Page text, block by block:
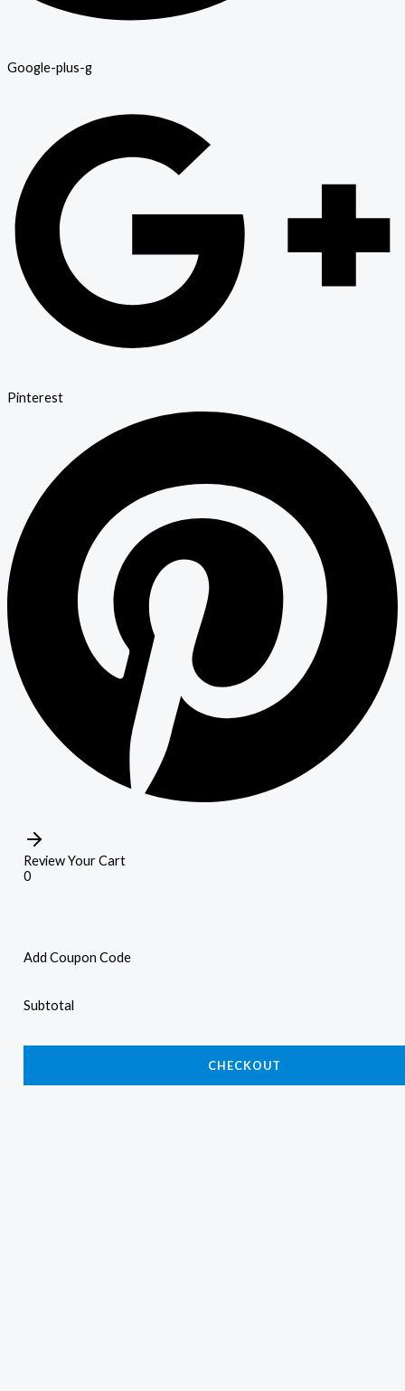
Google-plus-g
Pinterest
Review Your Cart
0
Add Coupon Code
Subtotal
CHECKOUT